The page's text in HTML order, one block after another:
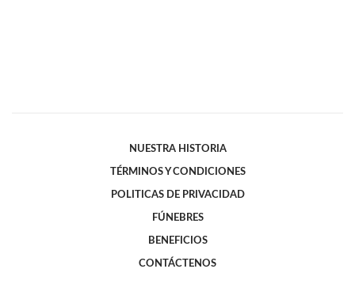
NUESTRA HISTORIA
TÉRMINOS Y CONDICIONES
POLITICAS DE PRIVACIDAD
FÚNEBRES
BENEFICIOS
CONTÁCTENOS